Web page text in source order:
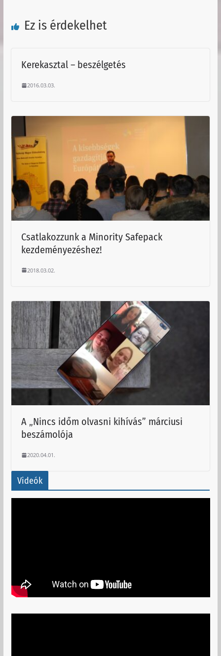
Ez is érdekelhet
Kerekasztal – beszélgetés
2016.03.03.
Csatlakozzunk a Minority Safepack
kezdeményezéshez!
2018.03.02.
A „Nincs időm olvasni kihívás” márciusi
beszámolója
2020.04.01.
Videók